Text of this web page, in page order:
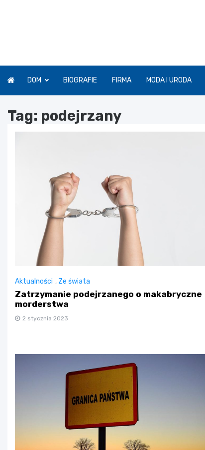
DOM BIOGRAFIE FIRMA MODA I URODA
Tag: podejrzany
Aktualności , Ze świata
Zatrzymanie podejrzanego o makabryczne
morderstwa
2 stycznia 2023